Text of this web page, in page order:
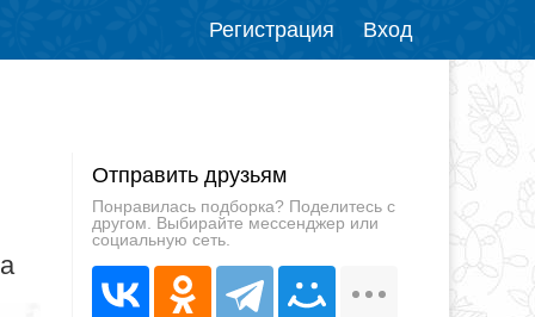
Регистрация Вход
Отправить друзьям
Понравилась подборка? Поделитесь с
другом. Выбирайте мессенджер или
социальную сеть.